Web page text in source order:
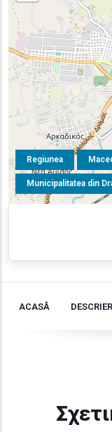
Regiunea
Municipalitatea din
ACASĂ